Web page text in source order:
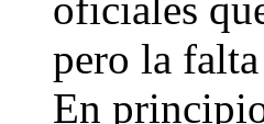
pero la
En